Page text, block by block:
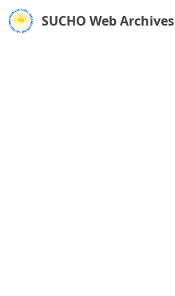
SUCHO Web Archives